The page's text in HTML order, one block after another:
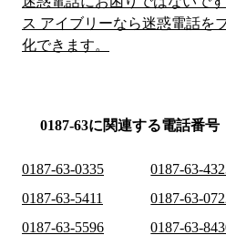
ス アイブリーなら迷惑電話を
化できます。
0187-63に関連する電話番号
0187-63-0335 0187-63-
0187-63-5411
0187-63-
0187-63-5596
0187-63-